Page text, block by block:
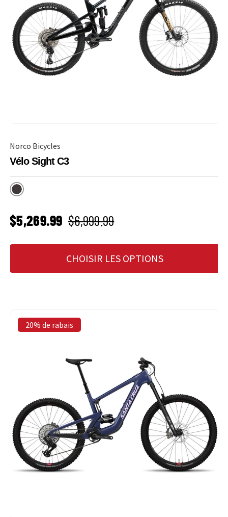
Norco Bicycles
Vélo Sight C3
Dark Shadow
PRIX SOLDÉ
$5,269.99 Prix habituel
$6,999.99
CHOISIR LES OPTIONS
20% de rabais